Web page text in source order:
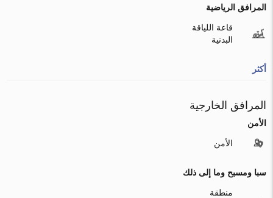
المرافق الرياضية
قاعة اللياقة
البدنية
أكثر
المرافق الخارجية
الأمن
الأمن
سبا ومسبح وما إلى ذلك
منطقة